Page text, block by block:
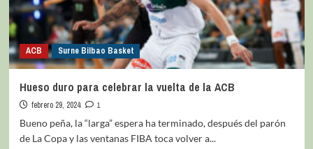
ACB Surne Bilbao Basket
Hueso duro para celebrar la vuelta de la ACB
febrero 29, 2024
1
Bueno peña, la “larga” espera ha terminado, después del parón
de La Copa y las ventanas FIBA toca volver a...